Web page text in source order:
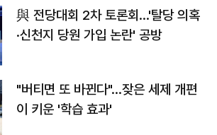
與 전당대회 2차 토론회…'탈당 의혹
·신천지 당원 가입 논란' 공방
"버티면 또 바뀐다"…잦은 세제 개편
이 키운 '학습 효과'